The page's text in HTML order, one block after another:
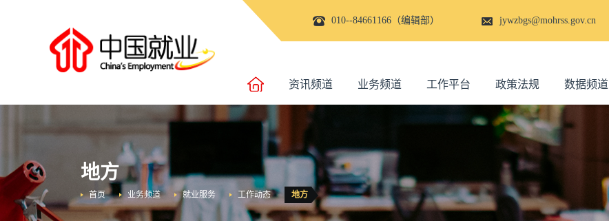
010--84661166（编辑部） jywzbgs@mohrss.gov.cn
资讯频道 业务频道 工作平台 政策法规 数据频道
地方
地方
工作动态
就业服务
业务频道
首页